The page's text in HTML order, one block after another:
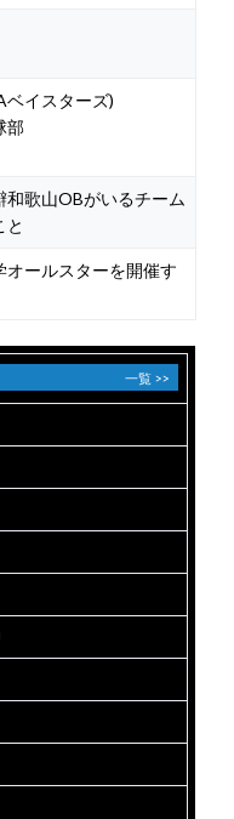
ベイスターズ)
部
和歌山OBがいるチーム
と
ールスターを開催す
一覧 >>